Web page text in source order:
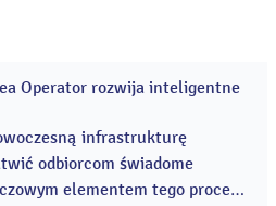
29
Operator rozwija inteligentne
infrastrukturę
odbiorcom świadome
elementem tego procesu